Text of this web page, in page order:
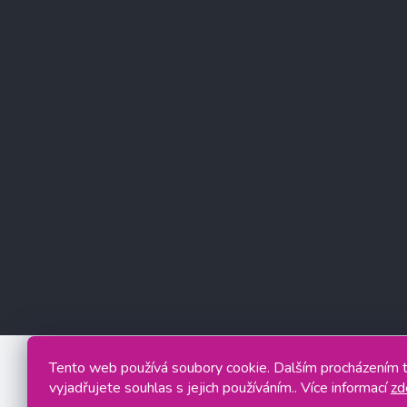
Tento web používá soubory cookie. Dalším
vyjadřujete souhlas s jejich používáním.. Více informací